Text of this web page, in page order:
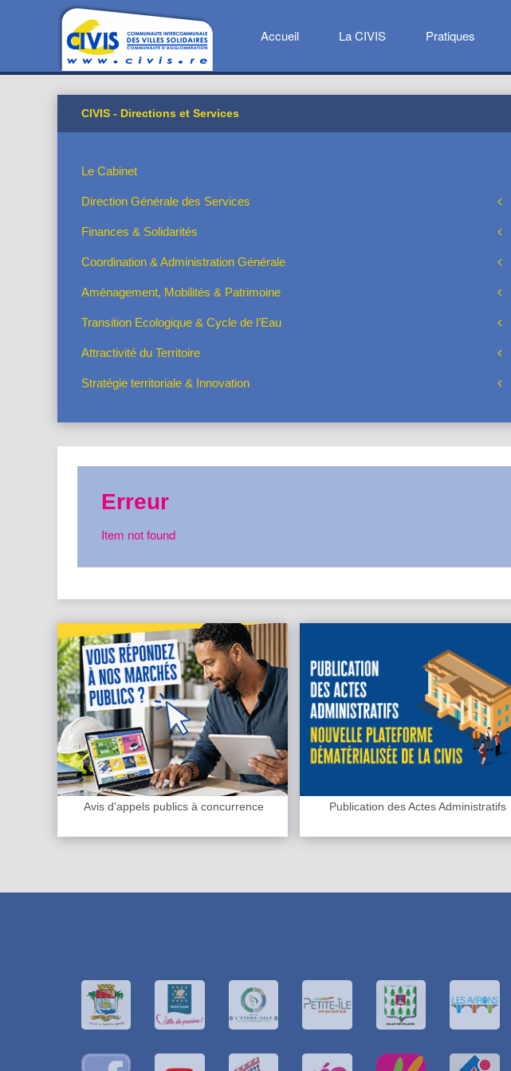
Accueil La CIVIS Pratiques
CIVIS - Directions et Services
Le Cabinet
Direction Générale des Services
Finances & Solidarités
Coordination & Administration Générale
Aménagement, Mobilités & Patrimoine
Transition Ecologique & Cycle de l’Eau
Attractivité du Territoire
Stratégie territoriale & Innovation
Erreur
Item not found
Avis d'appels publics à concurrence Publication des Actes Administratifs